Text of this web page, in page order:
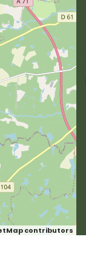
contributors